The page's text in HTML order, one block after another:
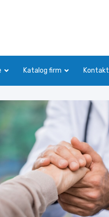
Katalog firm Kontakt